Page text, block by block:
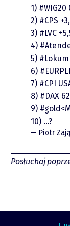
YouTube
1) #WIG20
2) #CPS
3) #LVC
4)
5) #Lokum
6)
7) #CPI
8) #DAX
9) #gold
10) …?
— Piotr
Posłuchaj